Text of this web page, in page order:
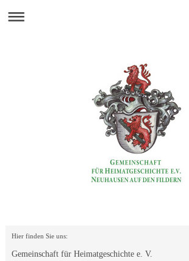
Hier finden Sie uns:
Gemeinschaft für Heimatgeschichte e. V.